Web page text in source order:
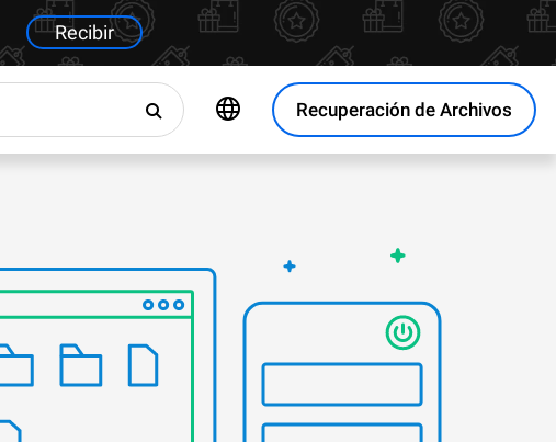
Recibir
Recuperación de Archivos